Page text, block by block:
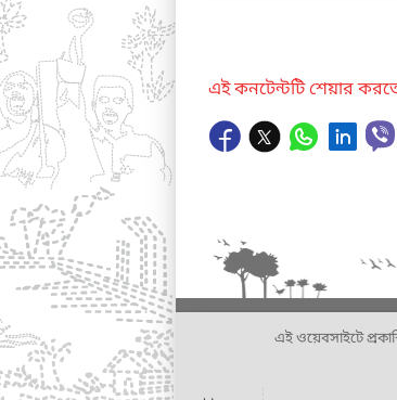
এই কনটেন্টটি শেয়ার
এই ওয়েবসাইটে